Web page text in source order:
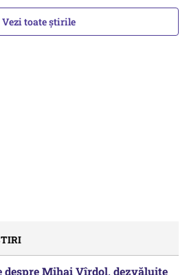
Vezi toate știrile
Mihai Vîrdol, dezvăluite